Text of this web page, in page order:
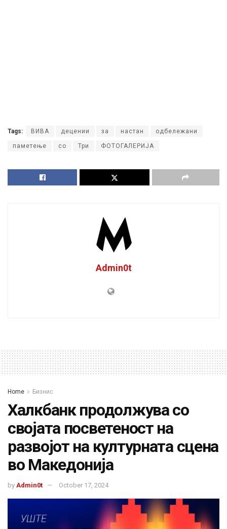
Tags: ВИВА децении за настан одбележани
паметење со Три ФОТОГАЛЕРИЈА
Admin0t
Home Бизнис
Халкбанк продолжува со
својата посветеност на
развојот на културната сцена
во Македонија
by Admin0t October 17, 2024